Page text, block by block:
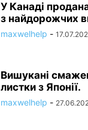
У Канаді
з найдорожчих
maxwelhelp -
Вишукані
листки з Японії.
maxwelhelp -